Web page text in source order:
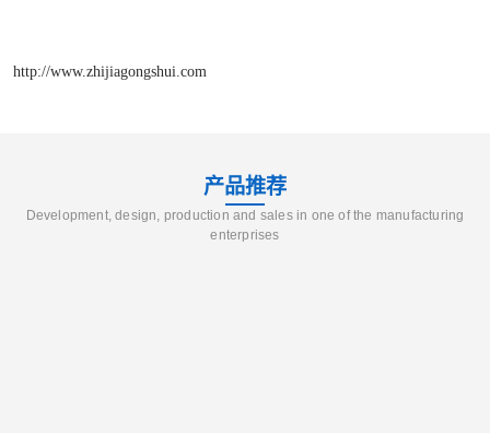
http://www.zhijiagongshui.com
产品推荐
Development, design, production and sales in one of the manufacturing
enterprises